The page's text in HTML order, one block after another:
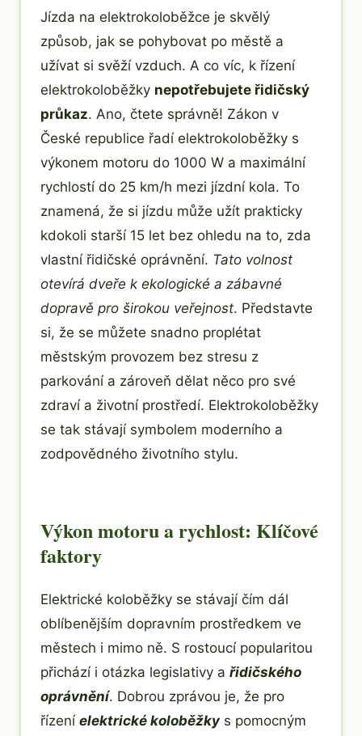
Jízda na elektrokoloběžce je skvělý
způsob, jak se pohybovat po městě a
užívat si svěží vzduch. A co víc, k řízení
elektrokoloběžky nepotřebujete řidičský
průkaz. Ano, čtete správně! Zákon v
České republice řadí elektrokoloběžky s
výkonem motoru do 1000 W a maximální
rychlostí do 25 km/h mezi jízdní kola. To
znamená, že si jízdu může užít prakticky
kdokoli starší 15 let bez ohledu na to, zda
vlastní řidičské oprávnění. Tato volnost
otevírá dveře k ekologické a zábavné
dopravě pro širokou veřejnost. Představte
si, že se můžete snadno proplétat
městským provozem bez stresu z
parkování a zároveň dělat něco pro své
zdraví a životní prostředí. Elektrokoloběžky
se tak stávají symbolem moderního a
zodpovědného životního stylu.
Výkon motoru a rychlost: Klíčové
faktory
Elektrické koloběžky se stávají čím dál
oblíbenějším dopravním prostředkem ve
městech i mimo ně. S rostoucí popularitou
přichází i otázka legislativy a řidičského
oprávnění. Dobrou zprávou je, že pro
řízení elektrické koloběžkys pomocným